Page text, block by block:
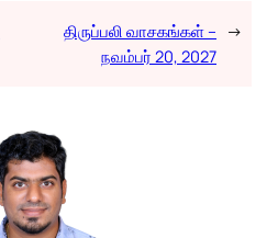
திருப்பலி வாசகங்கள் –
நவம்பர் 20, 2027
→